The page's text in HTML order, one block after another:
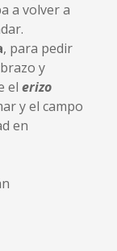
a volver a
, para pedir
y
el erizo
y el campo
en